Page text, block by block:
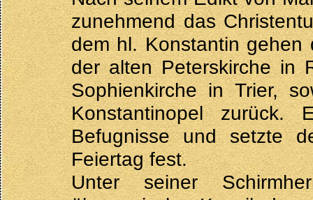
zunehmend das
dem hl. Konstantin gehen
der alten Peterskirche in
Sophienkirche in Trier,
Konstantinopel zurück.
Befugnisse und setzte
Feiertag fest.
Unter seiner